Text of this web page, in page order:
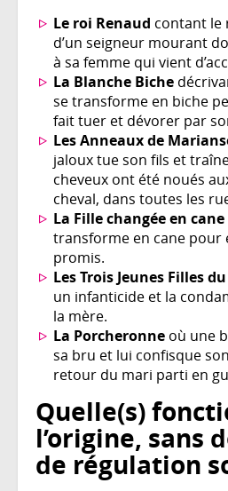
Le roi Renaud contant le
d’un seigneur mourant
à sa femme qui vient
La Blanche Biche
se transforme en biche
fait tuer et dévorer par
Les Anneaux de
jaloux tue son fils et
cheveux ont été noués
cheval, dans toutes les
La Fille changée en cane
transforme en cane pour
promis.
Les Trois Jeunes Filles
un infanticide et la
la mère.
La Porcheronne où une
sa bru et lui confisque
retour du mari parti en
Quelle(s)
l’origine, sans
de régulation